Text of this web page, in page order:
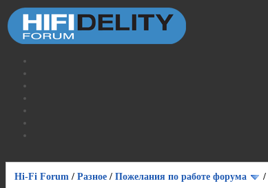
Hi-Fi Forum / Разное / Пожелания по работе форума /